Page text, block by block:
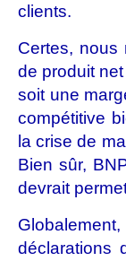
clients.
Certes, nous
de produit
soit une
compétitive
la crise de
Bien sûr,
devrait
déclarations